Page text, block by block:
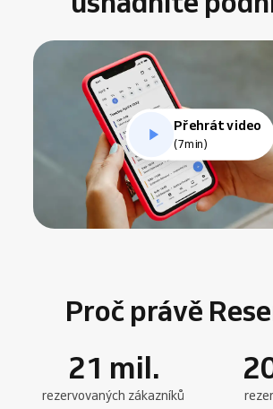
Přehrát video
(7min)
Proč právě
21 mil.
rezervovaných zákazníků